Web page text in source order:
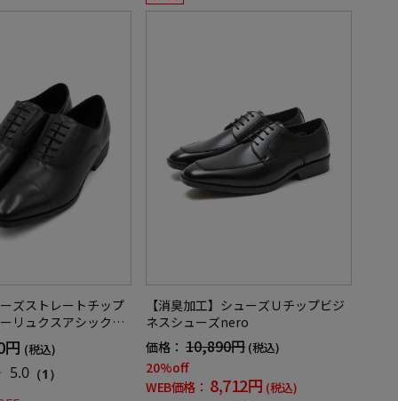
ズストレートチップ
リュクスアシックス
(税込)
5.0 （1）
【消臭加工】シューズＵチップビジ
ネスシューズnero
価格： 10,890円 (税込)
20%off
WEB価格： 8,712円 (税込)